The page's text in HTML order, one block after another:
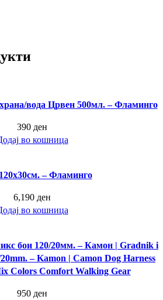
вода Црвен 500мл. – Фламинго
390 ден
во кошница
– Фламинго
6,190 ден
во кошница
бои 120/20мм. – Камон | Gradnik i
– Kamon | Camon Dog Harness
Colors Comfort Walking Gear
950 ден